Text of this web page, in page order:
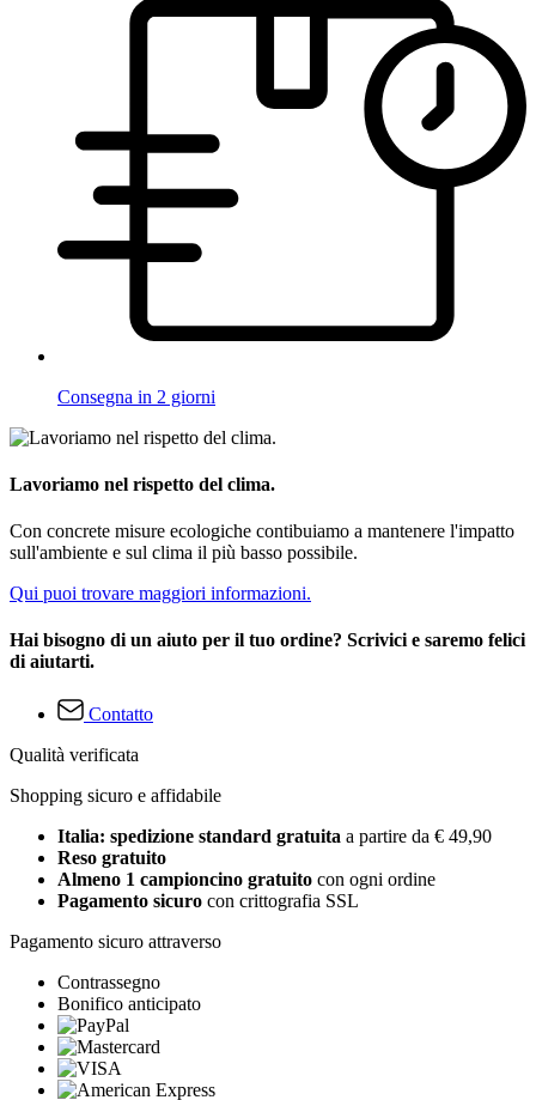
Consegna in 2 giorni
Lavoriamo nel rispetto del clima.
Con concrete misure ecologiche contibuiamo a mantenere l'impatto
sull'ambiente e sul clima il più basso possibile.
Qui puoi trovare maggiori informazioni.
Hai bisogno di un aiuto per il tuo ordine? Scrivici e saremo felici
di aiutarti.
Contatto
Qualità verificata
Shopping sicuro e affidabile
Italia: spedizione standard gratuita a partire da € 49,90
Reso gratuito
Almeno 1 campioncino gratuito con ogni ordine
Pagamento sicuro con crittografia SSL
Pagamento sicuro attraverso
Contrassegno
Bonifico anticipato